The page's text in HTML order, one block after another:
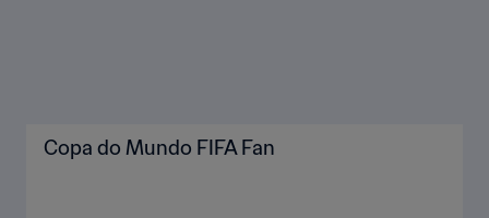
Copa do Mundo FIFA Fan